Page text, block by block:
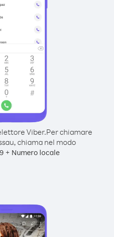
Viber.Per chiamare
chiama nel modo
+ Numero locale